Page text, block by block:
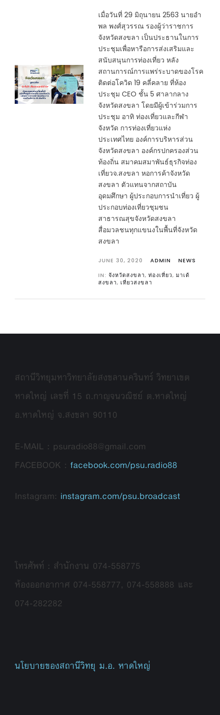
เมื่อวันที่ 29 มิถุนายน 2563 นายอำ
พล พงศ์สุวรรณ รองผู้ว่าราชการ
จังหวัดสงขลา เป็นประธานในการ
ประชุมเพื่อหารือการส่งเสริมและ
สนับสนุนการท่องเที่ยว หลัง
สถานการณ์การแพร่ระบาดของโรค
ติดต่อโควิด 19 คลี่คลาย ที่ห้อง
ประชุม CEO ชั้น 5 ศาลากลาง
จังหวัดสงขลา โดยมีผู้เข้าร่วมการ
ประชุม อาทิ ท่องเที่ยวและกีฬา
จังหวัด การท่องเที่ยวแห่ง
ประเทศไทย องค์การบริหารส่วน
จังหวัดสงขลา องค์กรปกครองส่วน
ท้องถิ่น สมาคมสมาพันธ์ธุรกิจท่อง
เที่ยวจ.สงขลา หอการค้าจังหวัด
สงขลา ตัวแทนจากสถาบัน
อุดมศึกษา ผู้ประกอบการนำเที่ยว ผู้
ประกอบท่องเที่ยวชุมชน
สาธารณสุขจังหวัดสงขลา
สื่อมวลชนทุกแขนงในพื้นที่จังหวัด
สงขลา
JUNE 30, 2020 ADMIN
NEWS
IN: จังหวัดสงขลา, ท่องเที่ยว, มาเด้
สงขลา, เที่ยวสงขลา
สถานีวิทยุมหาวิทยาลัยสงขลานครินทร์ วิทยาเขต
หาดใหญ่ เลขที่ 15 ถ.กาญจนวณิชย์ ต.หาดใหญ่
อ.หาดใหญ่ จ.สงขลา 90110
E-MAIL : psuradio88@gmail.com
FACEBOOK : facebook.com/psu.radio88
Instagram: instagram.com/psu.broadcast
โทรศัพท์ : สำนักงาน 074-558775
ห้องออกอากาศ 074-558777, 074-558888 และ
074-282282
นโยบายของสถานีวิทยุ ม.อ. หาดใหญ่